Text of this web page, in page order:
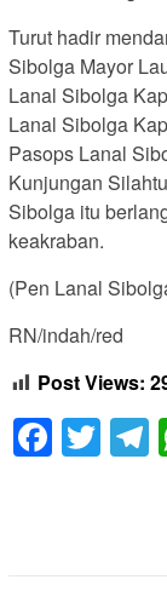
Turut hadir
Sibolga Mayor
Lanal Sibolga
Lanal Sibolga
Pasops Lanal
Kunjungan
Sibolga itu
keakraban.
(Pen Lanal
RN/indah/red
Post Views: